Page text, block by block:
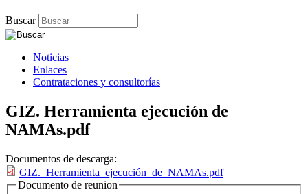
Buscar
Noticias
Enlaces
Contrataciones y consultorías
GIZ. Herramienta ejecución de
NAMAs.pdf
Documentos de descarga:
GIZ._Herramienta_ejecución_de_NAMAs.pdf
Documento de reunion